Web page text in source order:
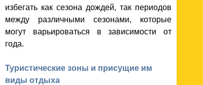
избегать как сезона дождей, так периодов
между различными сезонами, которые
могут варьироваться в зависимости от
года.
Туристические зоны и присущие им
виды отдыха